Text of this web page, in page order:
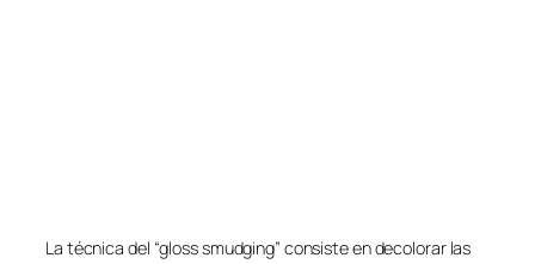
La técnica del “gloss smudging” consiste en decolorar las